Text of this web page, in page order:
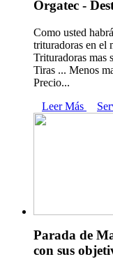
Orgatec -
Como usted
trituradoras en el
Trituradoras mas
Tiras ... Menos
Precio...
Leer Más
Parada de
con sus